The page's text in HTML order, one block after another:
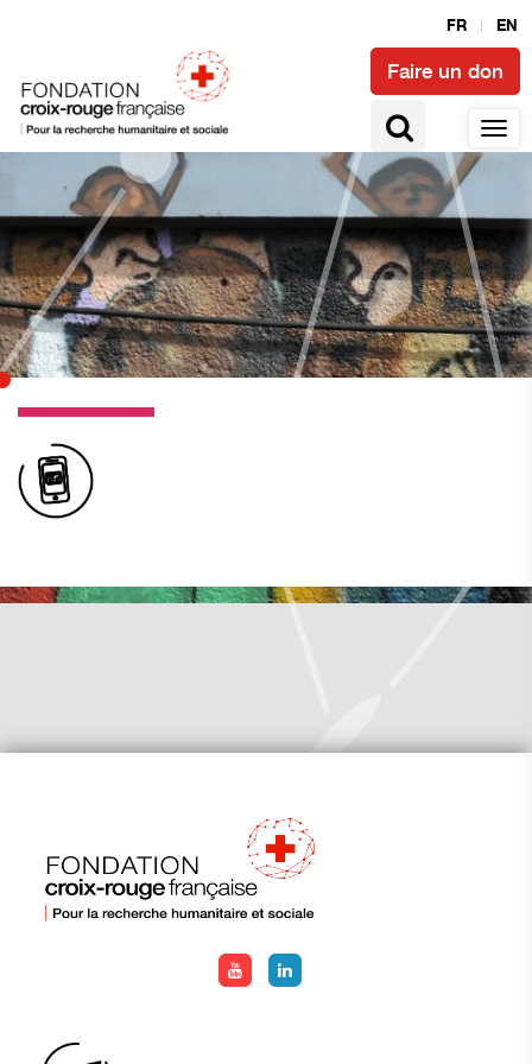
FR EN
Faire un don